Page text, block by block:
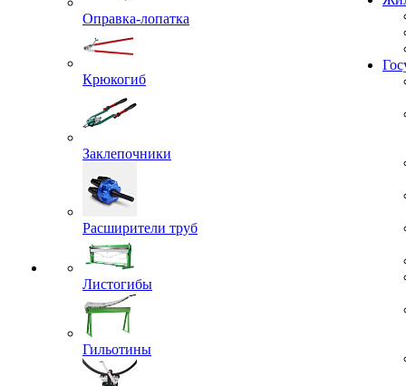
Оправка-лопатка
Крюкогиб
Заклепочники
Расширители труб
Листогибы
Гильотины